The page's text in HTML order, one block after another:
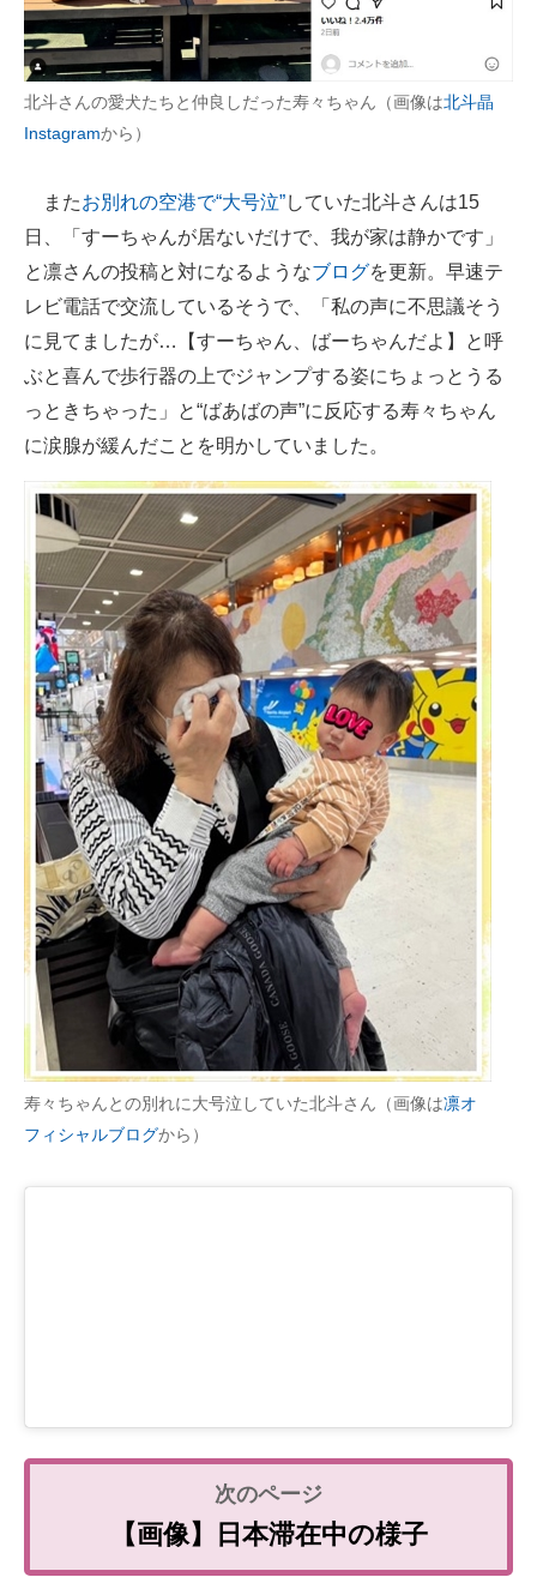
北斗さんの愛犬たちと仲良しだった寿々ちゃん（画像は北斗晶
Instagramから）
またお別れの空港で“大号泣”していた北斗さんは15
日、「すーちゃんが居ないだけで、我が家は静かです」
と凛さんの投稿と対になるようなブログを更新。早速テ
レビ電話で交流しているそうで、「私の声に不思議そう
に見てましたが…【すーちゃん、ばーちゃんだよ】と呼
ぶと喜んで歩行器の上でジャンプする姿にちょっとうる
っときちゃった」と“ばあばの声”に反応する寿々ちゃん
に涙腺が緩んだことを明かしていました。
寿々ちゃんとの別れに大号泣していた北斗さん（画像は凛オ
フィシャルブログから）
【画像】日本滞在中の様子